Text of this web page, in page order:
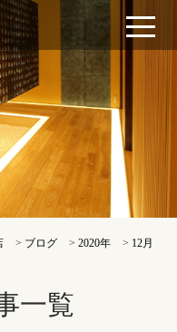
> ブログ >2020年 > 12月
一覧